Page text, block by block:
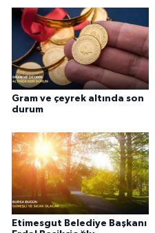
Gram ve çeyrek altında son
durum
Etimesgut Belediye Başkanı